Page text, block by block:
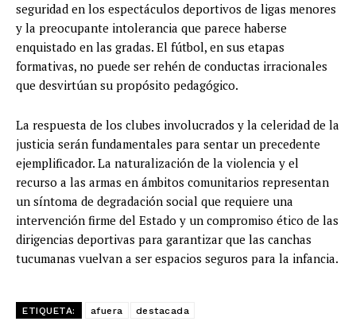
seguridad en los espectáculos deportivos de ligas menores
y la preocupante intolerancia que parece haberse
enquistado en las gradas. El fútbol, en sus etapas
formativas, no puede ser rehén de conductas irracionales
que desvirtúan su propósito pedagógico.
La respuesta de los clubes involucrados y la celeridad de la
justicia serán fundamentales para sentar un precedente
ejemplificador. La naturalización de la violencia y el
recurso a las armas en ámbitos comunitarios representan
un síntoma de degradación social que requiere una
intervención firme del Estado y un compromiso ético de las
dirigencias deportivas para garantizar que las canchas
tucumanas vuelvan a ser espacios seguros para la infancia.
ETIQUETA: afuera destacada